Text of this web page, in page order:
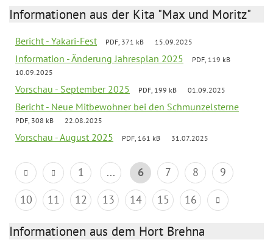
Informationen aus der Kita "Max und Moritz"
Bericht - Yakari-Fest PDF, 371 kB 15.09.2025
Information - Änderung Jahresplan 2025
PDF, 119 kB
10.09.2025
Vorschau - September 2025 PDF, 199 kB 01.09.2025
Bericht - Neue Mitbewohner bei den Schmunzelsterne
PDF, 308 kB 22.08.2025
Vorschau - August 2025 PDF, 161 kB 31.07.2025
1 ... 6 7 8
9
10
11 12 13 14 15 16
Informationen aus dem Hort Brehna